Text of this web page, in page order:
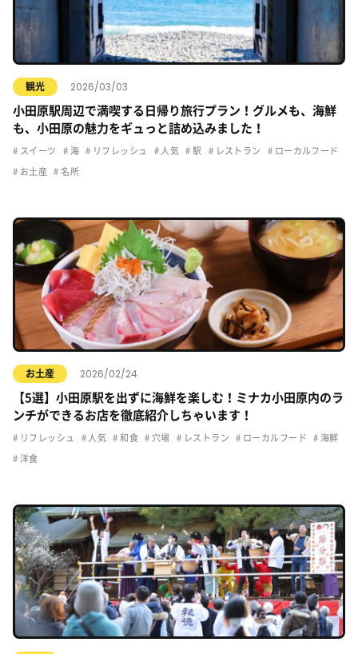
観光 2026/03/03
小田原駅周辺で満喫する日帰り旅行プラン！グルメも、海鮮
も、小田原の魅力をギュっと詰め込みました！
スイーツ 海 リフレッシュ 人気 駅 レストラン ローカルフード
お土産 名所
お土産 2026/02/24
【5選】小田原駅を出ずに海鮮を楽しむ！ミナカ小田原内のラ
ンチができるお店を徹底紹介しちゃいます！
リフレッシュ 人気 和食 穴場 レストラン ローカルフード 海鮮
洋食